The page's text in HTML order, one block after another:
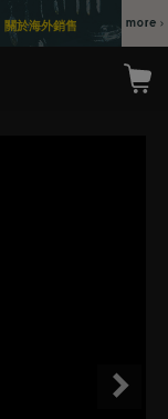
關於海外銷售